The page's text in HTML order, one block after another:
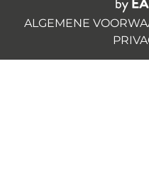
ALGEMENE